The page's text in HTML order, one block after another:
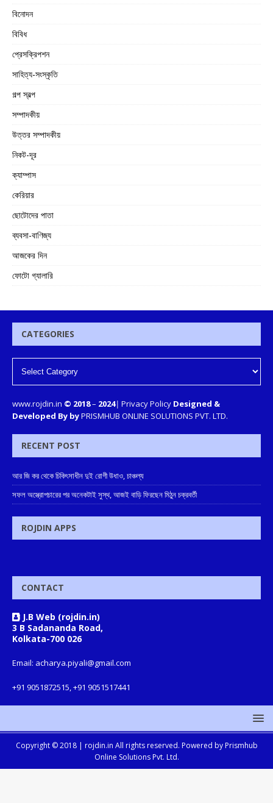
বিনোদন
বিবিধ
প্রেসক্রিপশন
সাহিত্য-সংস্কৃতি
গল্প স্বল্প
সম্পাদকীয়
উত্তর সম্পাদকীয়
নিকট-দূর
ক্যাম্পাস
কেরিয়ার
ছোটোদের পাতা
ব্যবসা-বাণিজ্য
আজকের দিন
ফোটো গ্যালারি
CATEGORIES
www.rojdin.in © 2018– 2024| Privacy Policy Designed &
Developed By byPRISMHUB ONLINE SOLUTIONS PVT. LTD.
RECENT POST
আর জি কর থেকে চিকিৎসাধীন দুই রোগী উধাও, চাঞ্চল্য
সফল অস্ত্রোপচারের পর অনেকটাই সুস্থ, আজই বাড়ি ফিরছেন মিঠুন চক্রবর্তী
ROJDIN APPS
CONTACT
J.B Web (rojdin.in)
3 B Sadananda Road,
Kolkata-700 026
Email: acharya.piyali@gmail.com
+91 9051872515, +91 9051517441
Copyright © 2018 | rojdin.in All rights reserved. Powered by Prismhub
Online Solutions Pvt. Ltd.